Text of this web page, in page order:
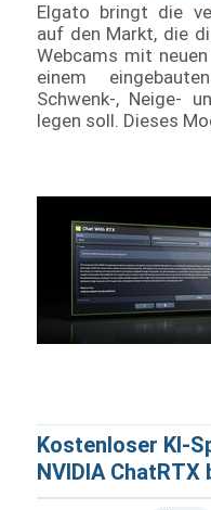
Elgato bringt die
auf den Markt, die
Webcams mit
einem
Schwenk-, Neige-
legen soll. Dieses
Kostenloser KI-
NVIDIA